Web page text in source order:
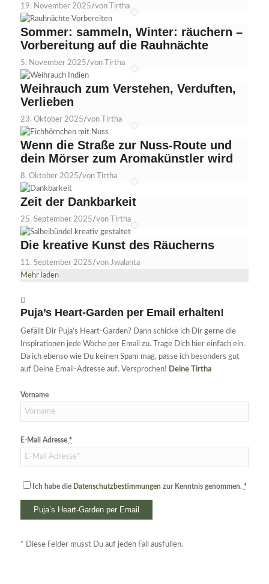
19. November 2025/von Tirtha
Sommer: sammeln, Winter: räuchern –
Vorbereitung auf die Rauhnächte
5. November 2025/von Tirtha
Weihrauch zum Verstehen, Verduften,
Verlieben
23. Oktober 2025/von Tirtha
Wenn die Straße zur Nuss-Route und
dein Mörser zum Aromakünstler wird
8. Oktober 2025/von Tirtha
Zeit der Dankbarkeit
25. September 2025/von Tirtha
Die kreative Kunst des Räucherns
11. September 2025/von Jwalanta
Mehr laden
Puja’s Heart-Garden per Email erhalten!
Gefällt Dir Puja’s Heart-Garden? Dann schicke ich Dir gerne die
Inspirationen jede Woche per Email zu. Trage Dich hier einfach ein.
Da ich ebenso wie Du keinen Spam mag, passe ich besonders gut
auf Deine Email-Adresse auf. Versprochen! Deine Tirtha
Vorname
E-Mail Adresse *
Ich habe die Datenschutzbestimmungen zur Kenntnis genommen. *
* Diese Felder musst Du auf jeden Fall ausfüllen.